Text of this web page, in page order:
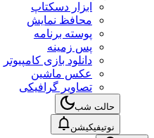
ابزار دسکتاپ
محافظ نمایش
پوسته برنامه
پس زمینه
دانلود بازی کامپیوتر
عکس ماشین
تصاویر گرافیکی
حالت شب
نوتیفیکیشن